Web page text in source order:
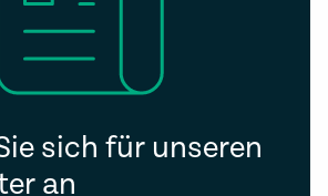
sich für unseren
an